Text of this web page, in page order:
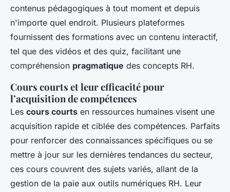
contenus pédagogiques à tout moment et depuis
n'importe quel endroit. Plusieurs plateformes
fournissent des formations avec un contenu interactif,
tel que des vidéos et des quiz, facilitant une
compréhension pragmatique des concepts RH.
Cours courts et leur efficacité pour
l’acquisition de compétences
Les cours courts en ressources humaines visent une
acquisition rapide et ciblée des compétences. Parfaits
pour renforcer des connaissances spécifiques ou se
mettre à jour sur les dernières tendances du secteur,
ces cours couvrent des sujets variés, allant de la
gestion de la paie aux outils numériques RH. Leur